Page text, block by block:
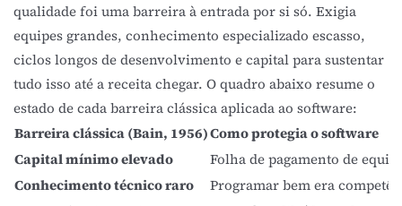
qualidade foi uma barreira à entrada por si só. Exigia
equipes grandes, conhecimento especializado escasso,
ciclos longos de desenvolvimento e capital para sustentar
tudo isso até a receita chegar. O quadro abaixo resume o
estado de cada barreira clássica aplicada ao software:
Barreira clássica (Bain, 1956)Como protegia o software
Capital mínimo elevado
Folha de pagamento de
Conhecimento técnico raro
Programar bem era